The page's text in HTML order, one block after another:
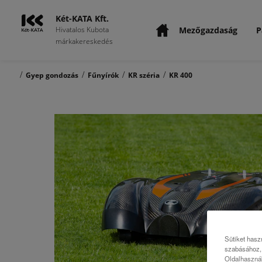
Két-KATA Kft.
Hivatalos Kubota
márkakereskedés
Mezőgazdaság
/ Gyep gondozás / Fűnyírók / KR széria / KR 400
Sütiket